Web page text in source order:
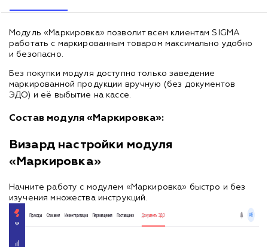
Модуль «Маркировка» позволит всем клиентам SIGMA
работать с маркированным товаром максимально удобно
и безопасно.
Без покупки модуля доступно только заведение
маркированной продукции вручную (без документов
ЭДО) и её выбытие на кассе.
Состав модуля «Маркировка»:
Визард настройки модуля
«Маркировка»
Начните работу с модулем «Маркировка» быстро и без
изучения множества инструкций.